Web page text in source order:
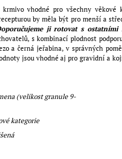
vhodné pro všechny věkové
by měla být pro menší a
ji rotovat s ostatními
s kombinací plodnost
a černá jeřabina, v správných
jsou vhodné aj pro gravidní a
(velikost granule 9-
kategorie